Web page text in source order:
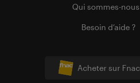
Acheter sur
Qui sommes-nous
Besoin d’aide ?